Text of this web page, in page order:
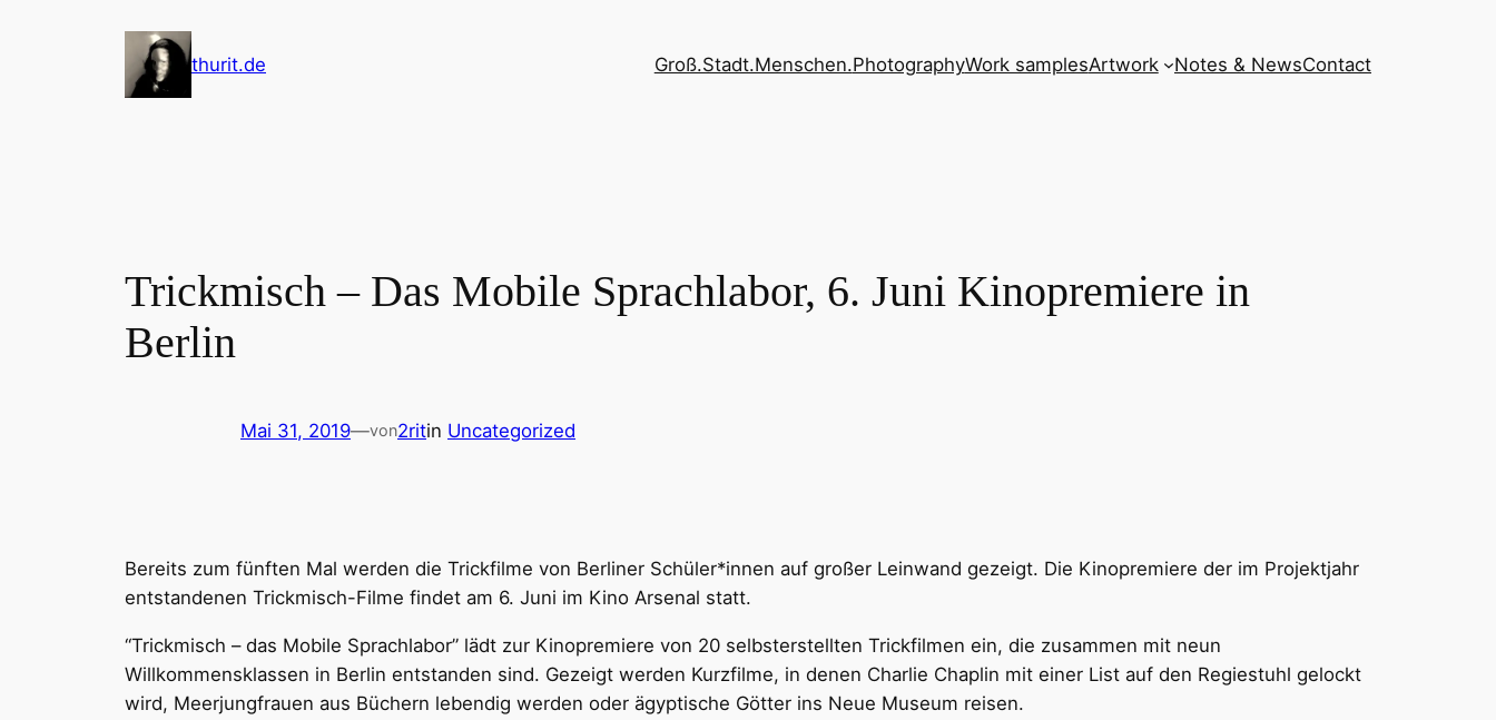
thurit.de Groß.Stadt.Menschen.PhotographyWork samplesArtwork Notes & NewsContact
Trickmisch – Das Mobile Sprachlabor, 6. Juni Kinopremiere in
Berlin
Mai 31, 2019—von2ritin Uncategorized
Bereits zum fünften Mal werden die Trickfilme von Berliner Schüler*innen auf großer Leinwand gezeigt. Die Kinopremiere der im Projektjahr
entstandenen Trickmisch-Filme findet am 6. Juni im Kino Arsenal statt.
“Trickmisch – das Mobile Sprachlabor” lädt zur Kinopremiere von 20 selbsterstellten Trickfilmen ein, die zusammen mit neun
Willkommensklassen in Berlin entstanden sind. Gezeigt werden Kurzfilme, in denen Charlie Chaplin mit einer List auf den Regiestuhl gelockt
wird, Meerjungfrauen aus Büchern lebendig werden oder ägyptische Götter ins Neue Museum reisen.